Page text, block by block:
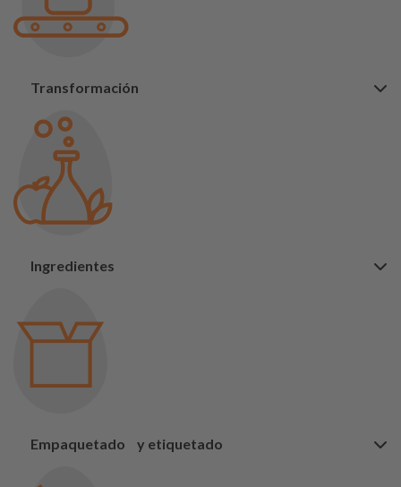
Transformación
Ingredientes
Empaquetado y etiquetado